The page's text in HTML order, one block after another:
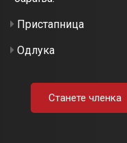
Пристапница
Одлука
Станете членка